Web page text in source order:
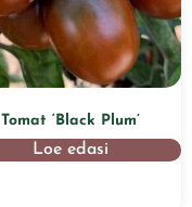
Tomat ‘Black Plum’
Loe edasi